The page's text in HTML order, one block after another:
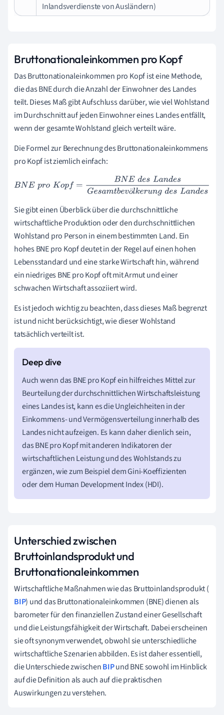
Inlandsverdienste von Ausländern)
Bruttonationaleinkommen pro Kopf
Das Bruttonationaleinkommen pro Kopf ist eine Methode,
die das BNE durch die Anzahl der Einwohner des Landes
teilt. Dieses Maß gibt Aufschluss darüber, wie viel Wohlstand
im Durchschnitt auf jeden Einwohner eines Landes entfällt,
wenn der gesamte Wohlstand gleich verteilt wäre.
Die Formel zur Berechnung des Bruttonationaleinkommens
pro Kopf ist ziemlich einfach:
ö
BNEpr oKop f=BNEdes LandesGesamtbevölkerungdesLandes
Sie gibt einen Überblick über die durchschnittliche
wirtschaftliche Produktion oder den durchschnittlichen
Wohlstand pro Person in einem bestimmten Land. Ein
hohes BNE pro Kopf deutet in der Regel auf einen hohen
Lebensstandard und eine starke Wirtschaft hin, während
ein niedriges BNE pro Kopf oft mit Armut und einer
schwachen Wirtschaft assoziiert wird.
Es ist jedoch wichtig zu beachten, dass dieses Maß begrenzt
ist und nicht berücksichtigt, wie dieser Wohlstand
tatsächlich verteilt ist.
Auch wenn das BNE pro Kopf ein hilfreiches Mittel zur
Beurteilung der durchschnittlichen Wirtschaftsleistung
eines Landes ist, kann es die Ungleichheiten in der
Einkommens- und Vermögensverteilung innerhalb des
Landes nicht aufzeigen. Es kann daher dienlich sein,
das BNE pro Kopf mit anderen Indikatoren der
wirtschaftlichen Leistung und des Wohlstands zu
ergänzen, wie zum Beispiel dem Gini-Koeffizienten
oder dem Human Development Index (HDI).
Unterschied zwischen
Bruttoinlandsprodukt und
Bruttonationaleinkommen
Wirtschaftliche Maßnahmen wie das Bruttoinlandsprodukt (
BIP) und das Bruttonationaleinkommen (BNE) dienen als
barometer für den finanziellen Zustand einer Gesellschaft
und die Leistungsfähigkeit der Wirtschaft. Dabei erscheinen
sie oft synonym verwendet, obwohl sie unterschiedliche
wirtschaftliche Szenarien abbilden. Es ist daher essentiell,
die Unterschiede zwischenBIPund BNE sowohl im Hinblick
auf die Definition als auch auf die praktischen
Auswirkungen zu verstehen.